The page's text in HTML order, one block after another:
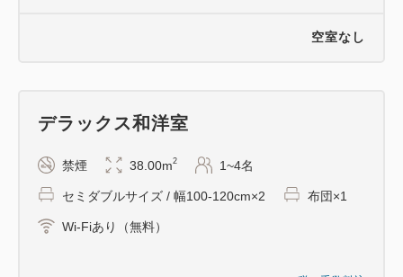
施設内に駐車場はございません。
ております。
・提携先：つるみカーパーク
・車両制限（全長5ｍ以下・全幅2ｍ以下・全高2.1ｍ
※ホテル裏側に車寄せスペースがございますので、大
空室なし
デラックス和洋室
禁煙 38.00m2 1~4名
セミダブルサイズ / 幅100-120cm×2 布団×1
Wi-Fiあり（無料）